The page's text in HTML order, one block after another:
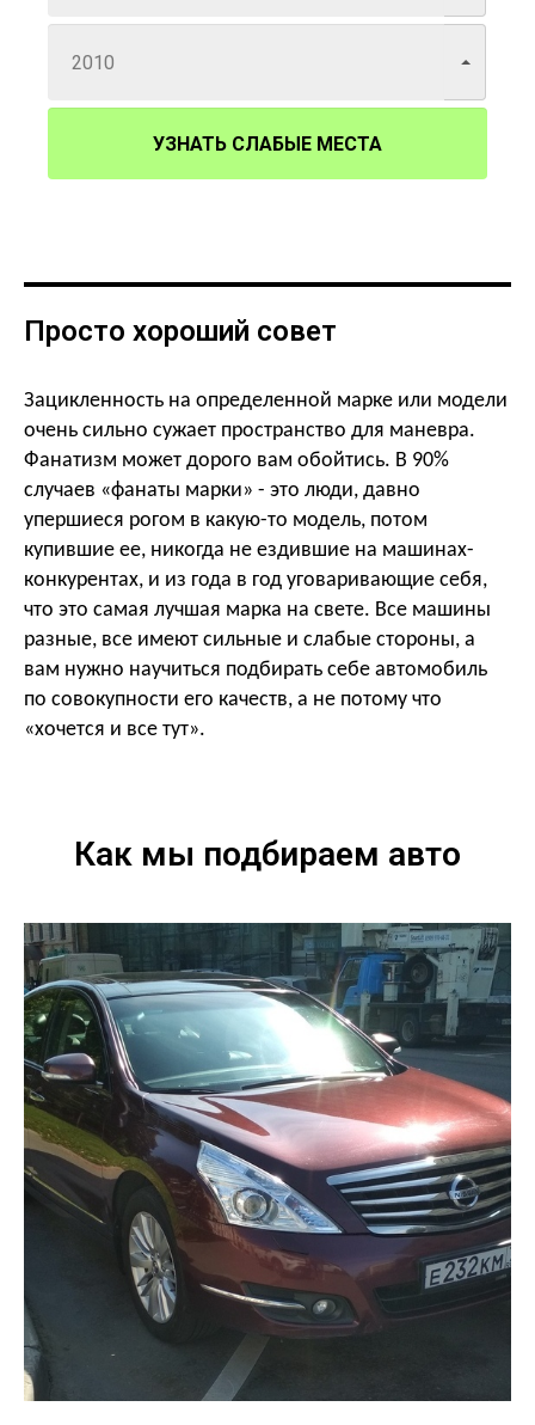
УЗНАТЬ СЛАБЫЕ МЕСТА
Просто хороший совет
Зацикленность на определенной марке или модели
очень сильно сужает пространство для маневра.
Фанатизм может дорого вам обойтись. В 90%
случаев «фанаты марки» - это люди, давно
упершиеся рогом в какую-то модель, потом
купившие ее, никогда не ездившие на машинах-
конкурентах, и из года в год уговаривающие себя,
что это самая лучшая марка на свете. Все машины
разные, все имеют сильные и слабые стороны, а
вам нужно научиться подбирать себе автомобиль
по совокупности его качеств, а не потому что
«хочется и все тут».
Как мы подбираем авто